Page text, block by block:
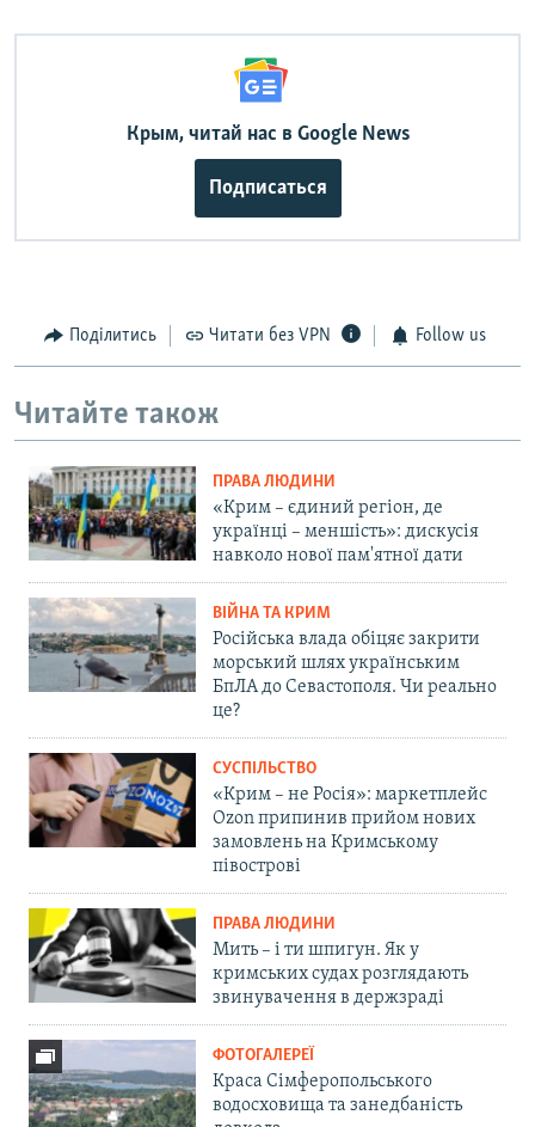
Крым, читай нас в Google News
Подписаться
Поділитись Читати без VPN Follow us
Читайте також
ПРАВА ЛЮДИНИ
«Крим – єдиний регіон, де
українці – меншість»: дискусія
навколо нової пам'ятної дати
ВІЙНА ТА КРИМ
Російська влада обіцяє закрити
морський шлях українським
БпЛА до Севастополя. Чи реально
це?
СУСПІЛЬСТВО
«Крим – не Росія»: маркетплейс
Ozon припинив прийом нових
замовлень на Кримському
півострові
ПРАВА ЛЮДИНИ
Мить – і ти шпигун. Як у
кримських судах розглядають
звинувачення в держзраді
ФОТОГАЛЕРЕЇ
Краса Сімферопольського
водосховища та занедбаність